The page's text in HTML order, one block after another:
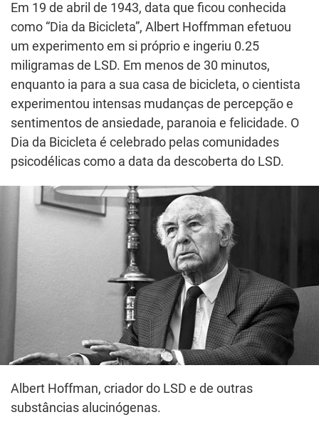
Em 19 de abril de 1943, data que ficou conhecida
como “Dia da Bicicleta”, Albert Hoffmman efetuou
um experimento em si próprio e ingeriu 0.25
miligramas de LSD. Em menos de 30 minutos,
enquanto ia para a sua casa de bicicleta, o cientista
experimentou intensas mudanças de percepção e
sentimentos de ansiedade, paranoia e felicidade. O
Dia da Bicicleta é celebrado pelas comunidades
psicodélicas como a data da descoberta do LSD.
Albert Hoffman, criador do LSD e de outras
substâncias alucinógenas.